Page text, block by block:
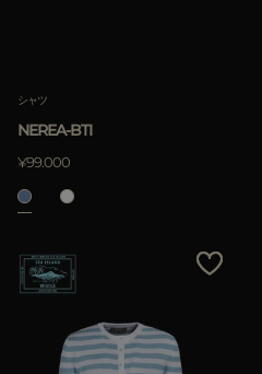
シャツ
NEREA-BTI
¥99.000